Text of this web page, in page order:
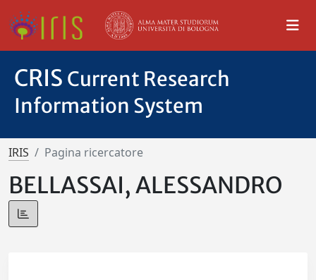
CRIS Current Research
Information System
IRIS Pagina ricercatore
BELLASSAI, ALESSANDRO